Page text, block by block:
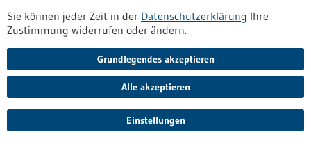
baden-wuerttemberg/lungenkrebsscreening
Sport ist ein #gamechanger
https://www.forum-gesundheitsstandort-
bw.de/Gesundheitsstandort-bw-1/praeventionsangebote-
Sie können jeder Zeit in der Datenschutzerklärung Ihre
Zustimmung widerrufen oder ändern.
Grundlegendes akzeptieren
Alle akzeptieren
Einstellungen